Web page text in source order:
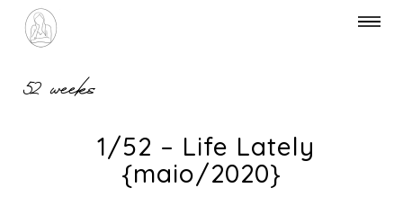
52 weeks
1/52 – Life Lately
{maio/2020}